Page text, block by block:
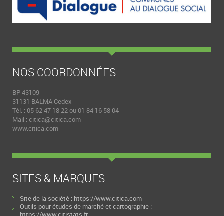
NOS COORDONNÉES
BP 43109
31131 BALMA Cedex
Tél. : 05 62 47 18 22 ou 01 84 16 58 04
Mail : citica@citica.com
www.citica.com
SITES & MARQUES
Site de la société : https://www.citica.com
Outils pour études de marché et cartographie :
https://www.citistats.fr